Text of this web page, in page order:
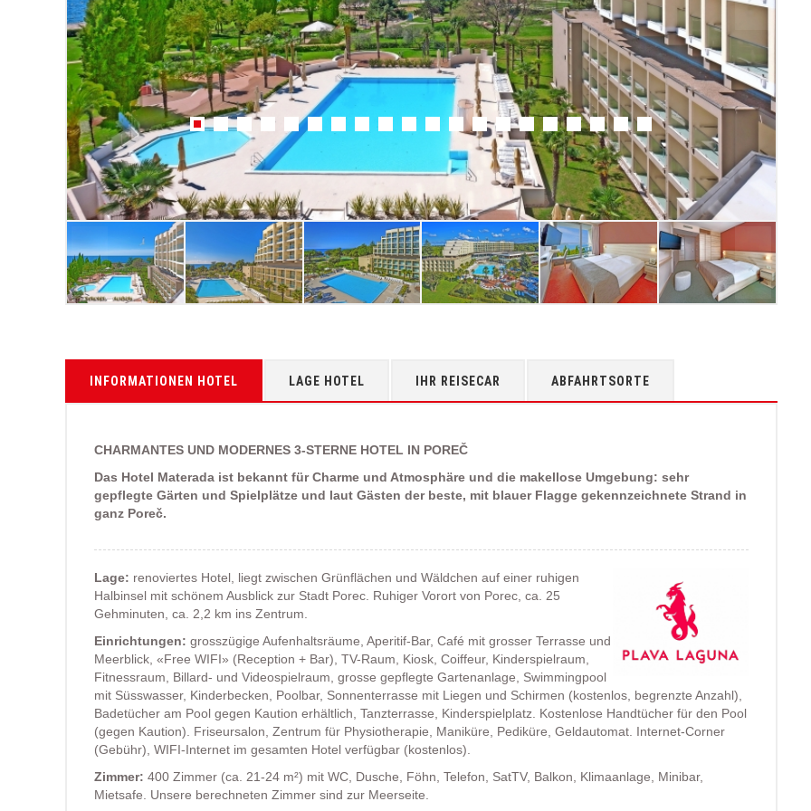
INFORMATIONEN HOTEL LAGE HOTEL IHR REISECAR ABFAHRTSORTE
CHARMANTES UND MODERNES 3-STERNE HOTEL IN POREČ
Das Hotel Materada ist bekannt für Charme und Atmosphäre und die makellose Umgebung: sehr
gepflegte Gärten und Spielplätze und laut Gästen der beste, mit blauer Flagge gekennzeichnete Strand in
ganz Poreč.
Lage: renoviertes Hotel, liegt zwischen Grünflächen und Wäldchen auf einer ruhigen
Halbinsel mit schönem Ausblick zur Stadt Porec. Ruhiger Vorort von Porec, ca. 25
Gehminuten, ca. 2,2 km ins Zentrum.
Einrichtungen: grosszügige Aufenhaltsräume, Aperitif-Bar, Café mit grosser Terrasse und
Meerblick, «Free WIFI» (Reception + Bar), TV-Raum, Kiosk, Coiffeur, Kinderspielraum,
Fitnessraum, Billard- und Videospielraum, grosse gepflegte Gartenanlage, Swimmingpool
mit Süsswasser, Kinderbecken, Poolbar, Sonnenterrasse mit Liegen und Schirmen (kostenlos, begrenzte Anzahl),
Badetücher am Pool gegen Kaution erhältlich, Tanzterrasse, Kinderspielplatz. Kostenlose Handtücher für den Pool
(gegen Kaution). Friseursalon, Zentrum für Physiotherapie, Maniküre, Pediküre, Geldautomat. Internet-Corner
(Gebühr), WIFI-Internet im gesamten Hotel verfügbar (kostenlos).
Zimmer: 400 Zimmer (ca. 21-24 m²) mit WC, Dusche, Föhn, Telefon, SatTV, Balkon, Klimaanlage, Minibar,
Mietsafe. Unsere berechneten Zimmer sind zur Meerseite.